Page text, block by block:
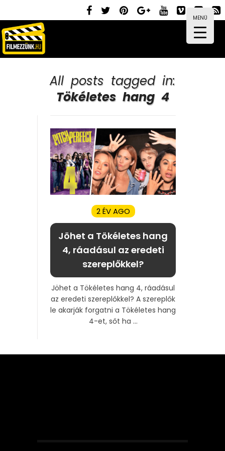
MENÜ
All posts tagged in:
Tökéletes hang 4
2 ÉV AGO
Jöhet a Tökéletes hang
4, ráadásul az eredeti
szereplőkkel?
Jöhet a Tökéletes hang 4, ráadásul
az eredeti szereplőkkel? A szereplők
le akarják forgatni a Tökéletes hang
4-et, sőt ha ...